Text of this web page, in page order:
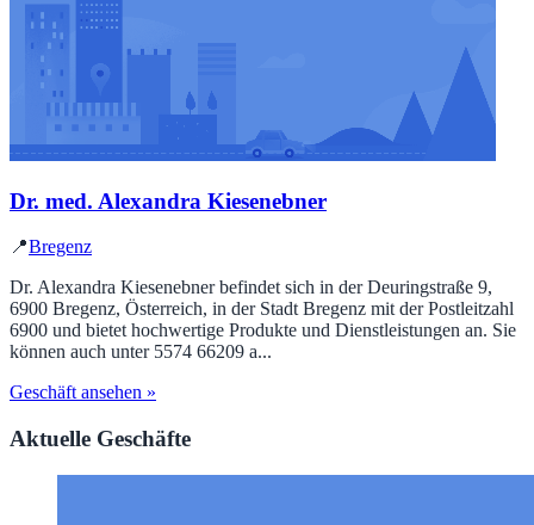
Dr. med. Alexandra Kiesenebner
📍Bregenz
Dr. Alexandra Kiesenebner befindet sich in der Deuringstraße 9,
6900 Bregenz, Österreich, in der Stadt Bregenz mit der Postleitzahl
6900 und bietet hochwertige Produkte und Dienstleistungen an. Sie
können auch unter 5574 66209 a...
Geschäft ansehen »
Aktuelle Geschäfte